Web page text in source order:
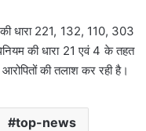
की धारा 221, 132, 110, 303
की धारा 21 एवं 4 के तहत
की तलाश कर रही है।
top-news